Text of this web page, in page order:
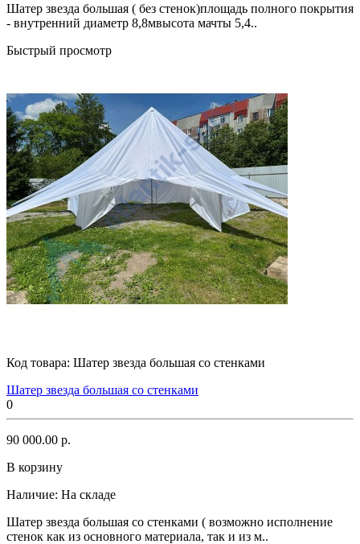
Шатер звезда большая ( без стенок)площадь полного покрытия
- внутренний диаметр 8,8мвысота мачты 5,4..
Быстрый просмотр
Код товара: Шатер звезда большая со стенками
Шатер звезда большая со стенками
0
90 000.00 р.
В корзину
Наличие: На складе
Шатер звезда большая со стенками ( возможно исполнение
стенок как из основного материала, так и из м..